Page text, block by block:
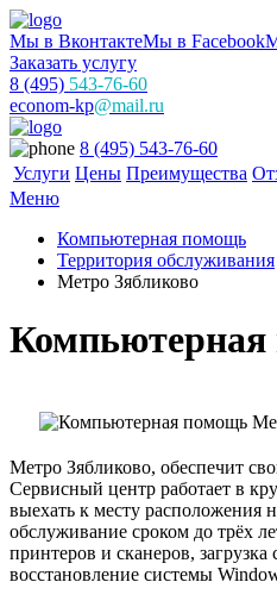
Мы в ВконтактеМы в Facebook
Заказать услугу
8 (495) 543-76-60
econom-kp@mail.ru
8 (495) 543-76-60
Услуги Цены Преимущества
Меню
Компьютерная помощь
Территория обслуживания
Метро Зябликово
Метро Зябликово, обеспечит
Сервисный центр работает в
выехать к месту расположения
обслуживание сроком до трёх
принтеров и сканеров,
восстановление системы